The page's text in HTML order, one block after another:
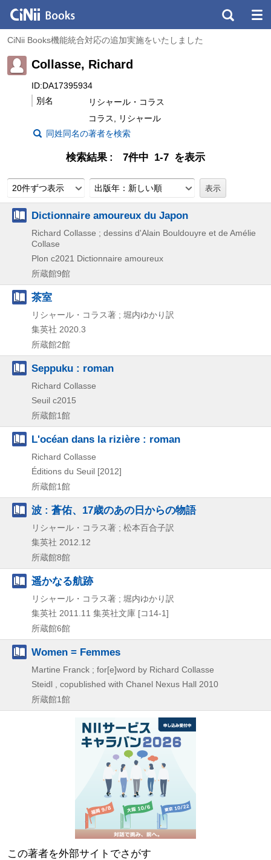
CiNii Books機能統合対応の追加実施をいたしました
Collasse, Richard
ID:DA17395934
別名
リシャール・コラス
コラス, リシャール
同姓同名の著者を検索
検索結果 7件中 1-7 を表示
20件ずつ表示 出版年：新しい順
Dictionnaire amoureux du Japon
Richard Collasse ; dessins d'Alain Bouldouyre et de Amélie
Collase
Plon c2021 Dictionnaire amoureux
所蔵館9館
茶室
リシャール・コラス著 ; 堀内ゆかり訳
集英社 2020.3
所蔵館2館
Seppuku : roman
Richard Collasse
Seuil c2015
所蔵館1館
L'océan dans la rizière : roman
Richard Collasse
Éditions du Seuil [2012]
所蔵館1館
波 : 蒼佑、17歳のあの日からの物語
リシャール・コラス著 ; 松本百合子訳
集英社 2012.12
所蔵館8館
遥かなる航跡
リシャール・コラス著 ; 堀内ゆかり訳
集英社 2011.11 集英社文庫 [コ14-1]
所蔵館6館
Women = Femmes
Martine Franck ; for[e]word by Richard Collasse
Steidl , copublished with Chanel Nexus Hall 2010
所蔵館1館
この著者を外部サイトでさがす